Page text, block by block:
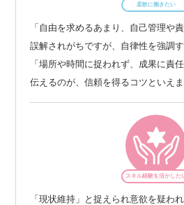
柔軟に働きたい
「自由を求めるあまり、自己管理や
誤解されがちですが、自律性を強調
「場所や時間に捉われず、成果に責
伝えるのが、信頼を得るコツといえま
スキル経験を活かした
「現状維持」と捉えられ意欲を疑わ